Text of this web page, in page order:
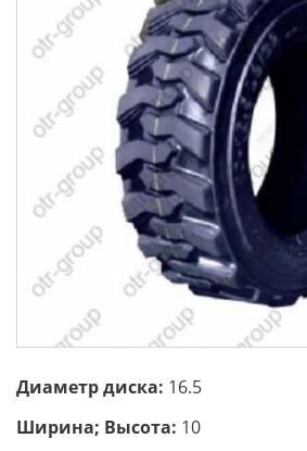
Диаметр диска: 16.5
Ширина; Высота: 10